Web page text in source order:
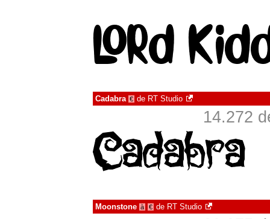
Cadabra € de RT Studio
14.272
Moonstone à € de RT Studio